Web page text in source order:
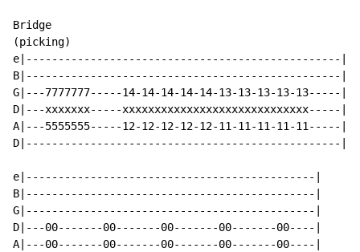
Bridge
(picking)
e|-------------------------------------------------
B|-------------------------------------------------|
G|---7777777-----14-14-14-14-14-13-13-13-13-13-----|
D|---xxxxxxx-----xxxxxxxxxxxxxxxxxxxxxxxxxxxxx-----|
A|---5555555-----12-12-12-12-12-11-11-11-11-11-----|
D|-------------------------------------------------|
e|---------------------------------------------|
B|---------------------------------------------|
G|---------------------------------------------|
D|---00-------00-------00-------00-------00----|
A|---00-------00-------00-------00-------00----|